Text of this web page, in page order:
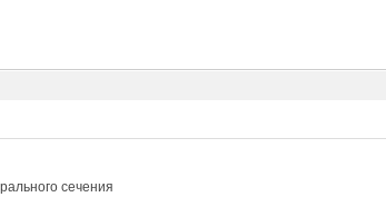
сечения